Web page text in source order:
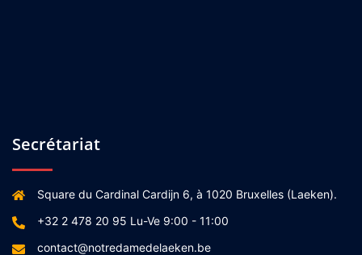
Secrétariat
Square du Cardinal Cardijn 6, à 1020 Bruxelles (Laeken).
+32 2 478 20 95 Lu-Ve 9:00 - 11:00
contact@notredamedelaeken.be